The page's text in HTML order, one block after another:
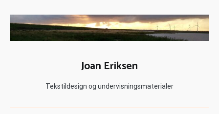
Joan Eriksen
Tekstildesign og undervisningsmaterialer